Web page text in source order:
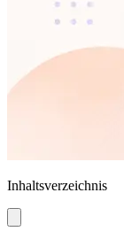
Inhaltsverzeichnis